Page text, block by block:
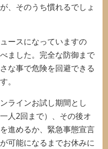
、そのうち慣れるでしょ
ースになっていますの
ました。完全な防御まで
な事で危険を回避できる
。
ラインお試し期間とし
人2回まで）、その後オ
進めるか、緊急事態宣言
可能になるまでお休みに